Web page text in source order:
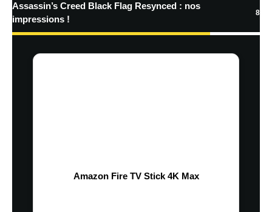
Assassin’s Creed Black Flag Resynced : nos
impressions !
8
Amazon Fire TV Stick 4K Max